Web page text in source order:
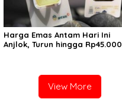
Harga Emas Antam Hari Ini
Anjlok, Turun hingga Rp45.000
View More